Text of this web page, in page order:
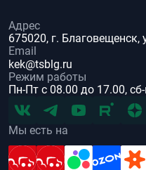
Адрес
675020, г. Благовещенск,
Email
kek@tsblg.ru
Режим работы
Пн-Пт с 08.00 до 17.00,
Мы есть на